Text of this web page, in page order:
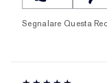
Segnalare Questa